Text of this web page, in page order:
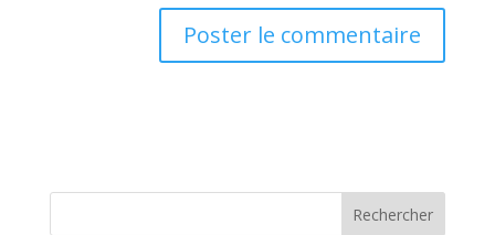
Rechercher